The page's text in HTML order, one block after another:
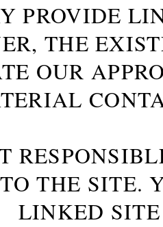
PROVIDE
THE
OUR
THE SITE.
LINKED